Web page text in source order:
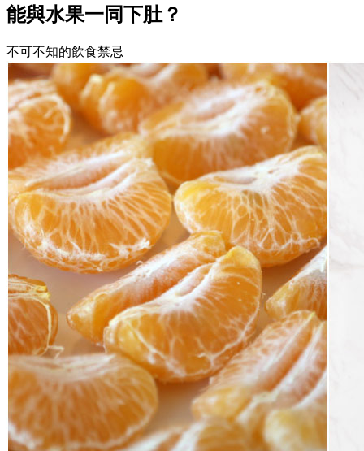
能與水果一同下肚？
不可不知的飲食禁忌